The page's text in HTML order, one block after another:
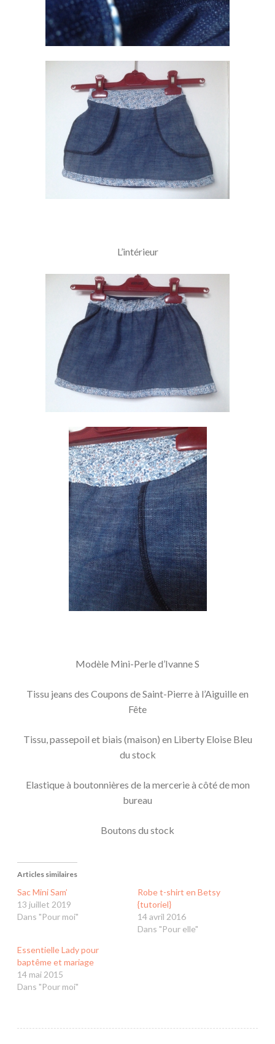
L’intérieur
Modèle Mini-Perle d’Ivanne S
Tissu jeans des Coupons de Saint-Pierre à l’Aiguille en
Fête
Tissu, passepoil et biais (maison) en Liberty Eloise Bleu
du stock
Elastique à boutonnières de la mercerie à côté de mon
bureau
Boutons du stock
Articles similaires
Sac Mini Sam’
13 juillet 2019
Dans "Pour moi"
Robe t-shirt en Betsy
{tutoriel}
14 avril 2016
Dans "Pour elle"
Essentielle Lady pour
baptême et mariage
14 mai 2015
Dans "Pour moi"